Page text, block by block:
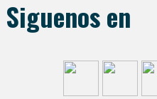
Siguenos en